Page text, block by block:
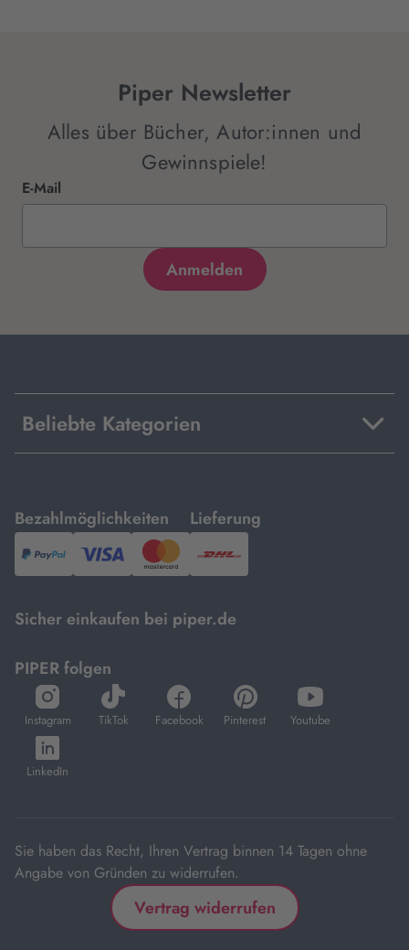
Piper Newsletter
Alles über Bücher, Autor:innen und
Gewinnspiele!
E-Mail
Beliebte Kategorien
Bezahlmöglichkeiten
mit
PayPal,Visa
und
Lieferung
mit
DHL.
Sicher einkaufen bei piper.de
PIPER folgen
Instagram
öffnet
in
neuem
Tab
TikTok
öffnet
in
Facebook
öffnet
in
Pinterest
öffnet
in
Youtube
öffnet
in
LinkedIn
öffnet
in
Sie haben das Recht, Ihren Vertrag binnen 14 Tagen ohne
Angabe von Gründen zu widerrufen.
Vertrag widerrufen